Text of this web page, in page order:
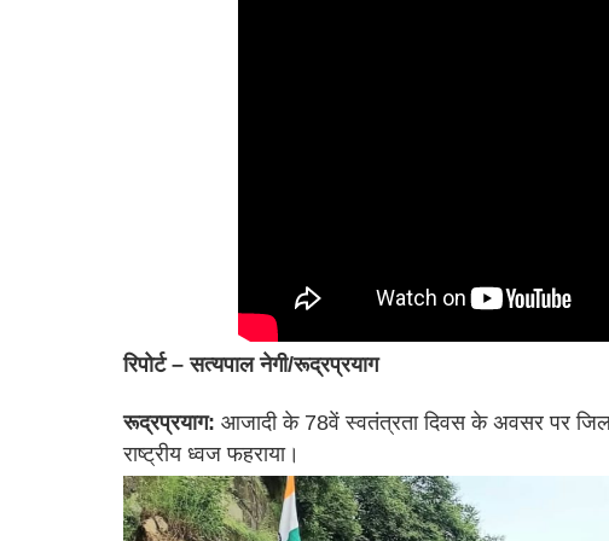
रिपोर्ट – सत्यपाल नेगी/रूद्रप्रयाग
रूद्रप्रयाग: आजादी के 78वें स्वतंत्रता दिवस के अवसर पर
राष्ट्रीय ध्वज फहराया।